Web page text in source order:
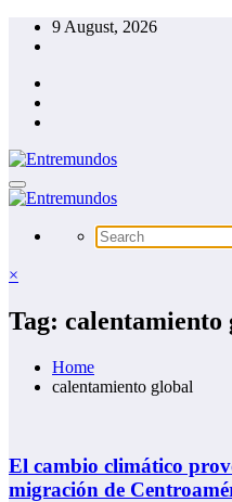
Skip
9 August, 2026
×
Tag: calentamiento
Home
calentamiento global
El cambio climático
migración de